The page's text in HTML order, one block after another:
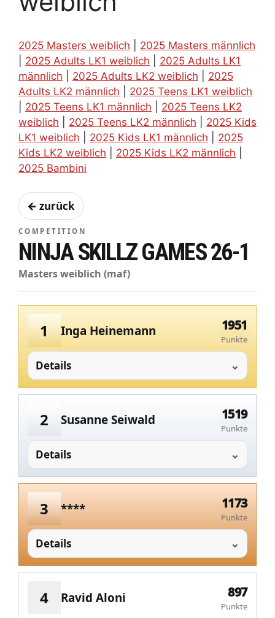
2025 Masters weiblich
2025 Masters männlich
2025 Adults LK1 weiblich
2025 Adults LK1
männlich
2025 Adults LK2 weiblich
2025
Adults LK2 männlich
2025 Teens LK1 weiblich
2025 Teens LK1 männlich
2025 Teens LK2
weiblich
2025 Teens LK2 männlich
2025 Kids
LK1 weiblich
2025 Kids LK1 männlich
2025
Kids LK2 weiblich
2025 Kids LK2 männlich
2025 Bambini
← zurück
COMPETITION
NINJA SKILLZ GAMES 26-1
Masters weiblich (maf)
1 Inga Heinemann 1951
Punkte
Details
2 Susanne Seiwald 1519
Punkte
Details
3 **** 1173
Punkte
Details
4 Ravid Aloni 897
Punkte